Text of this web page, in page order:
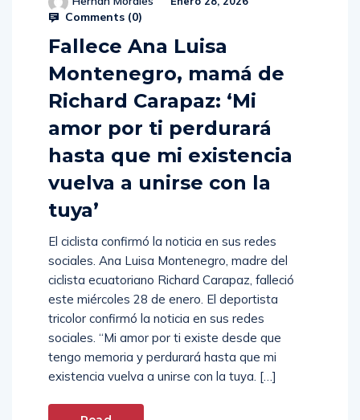
Hernan Morales
Fallece Ana Luisa
Montenegro, mamá de
Richard Carapaz: ‘Mi
amor por ti perdurará
hasta que mi existencia
vuelva a unirse con la
tuya’
El ciclista confirmó la noticia en sus redes
sociales. Ana Luisa Montenegro, madre del
ciclista ecuatoriano Richard Carapaz, falleció
este miércoles 28 de enero. El deportista
tricolor confirmó la noticia en sus redes
sociales. “Mi amor por ti existe desde que
tengo memoria y perdurará hasta que mi